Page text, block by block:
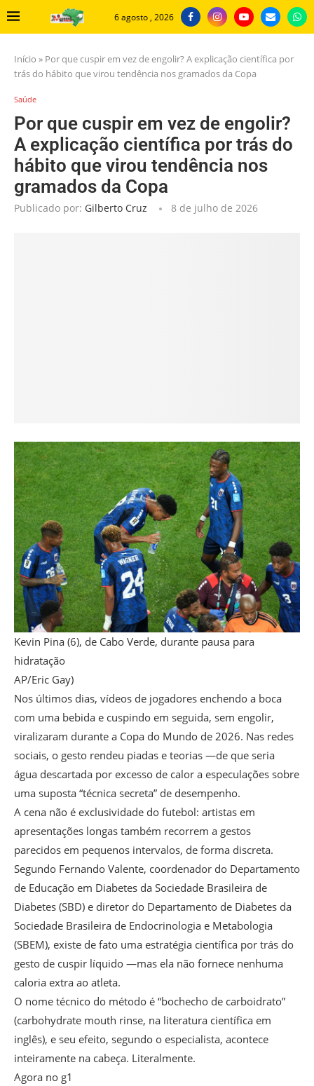
6 agosto , 2026
Início » Por que cuspir em vez de engolir? A explicação científica por
trás do hábito que virou tendência nos gramados da Copa
Saúde
Por que cuspir em vez de engolir?
A explicação científica por trás do
hábito que virou tendência nos
gramados da Copa
Publicado por: Gilberto Cruz 8 de julho de 2026
Kevin Pina (6), de Cabo Verde, durante pausa para
hidratação
AP/Eric Gay)
Nos últimos dias, vídeos de jogadores enchendo a boca
com uma bebida e cuspindo em seguida, sem engolir,
viralizaram durante a Copa do Mundo de 2026. Nas redes
sociais, o gesto rendeu piadas e teorias —de que seria
água descartada por excesso de calor a especulações sobre
uma suposta “técnica secreta” de desempenho.
A cena não é exclusividade do futebol: artistas em
apresentações longas também recorrem a gestos
parecidos em pequenos intervalos, de forma discreta.
Segundo Fernando Valente, coordenador do Departamento
de Educação em Diabetes da Sociedade Brasileira de
Diabetes (SBD) e diretor do Departamento de Diabetes da
Sociedade Brasileira de Endocrinologia e Metabologia
(SBEM), existe de fato uma estratégia científica por trás do
gesto de cuspir líquido —mas ela não fornece nenhuma
caloria extra ao atleta.
O nome técnico do método é “bochecho de carboidrato”
(carbohydrate mouth rinse, na literatura científica em
inglês), e seu efeito, segundo o especialista, acontece
inteiramente na cabeça. Literalmente.
Agora no g1